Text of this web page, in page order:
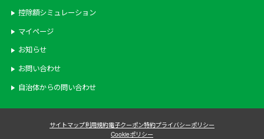
控除額シミュレーション
マイページ
お知らせ
お問い合わせ
自治体からの問い合わせ
サイトマップ利用規約電子クーポン特約プライバシーポリシー
Cookieポリシー